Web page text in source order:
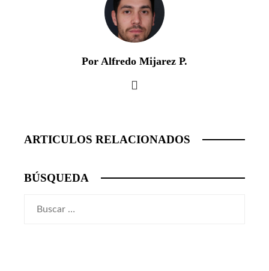
Por Alfredo Mijarez P.
ARTICULOS RELACIONADOS
BÚSQUEDA